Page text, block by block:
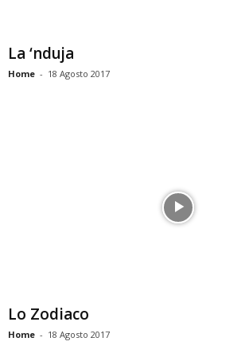
La ‘nduja
Home - 18 Agosto 2017
Lo Zodiaco
Home - 18 Agosto 2017